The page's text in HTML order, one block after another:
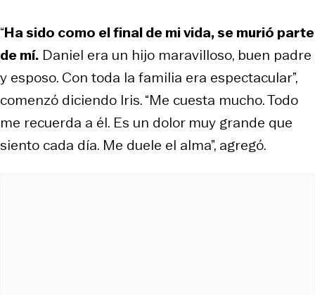
“Ha sido como el final de mi vida, se murió parte
de mí. Daniel era un hijo maravilloso, buen padre
y esposo. Con toda la familia era espectacular”,
comenzó diciendo Iris. “Me cuesta mucho. Todo
me recuerda a él. Es un dolor muy grande que
siento cada día. Me duele el alma”, agregó.